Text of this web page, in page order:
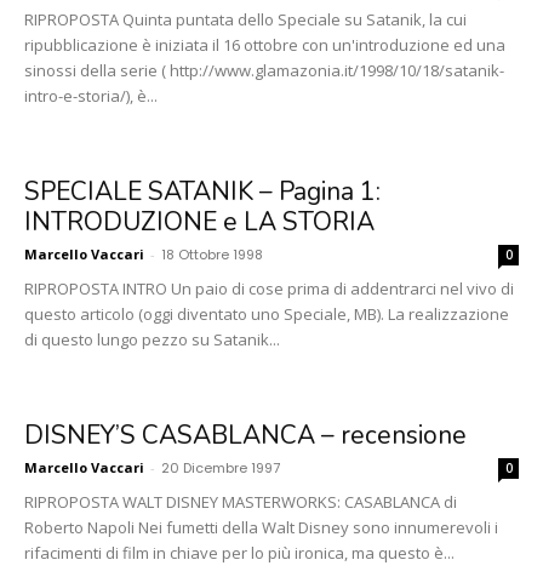
RIPROPOSTA Quinta puntata dello Speciale su Satanik, la cui
ripubblicazione è iniziata il 16 ottobre con un'introduzione ed una
sinossi della serie ( http://www.glamazonia.it/1998/10/18/satanik-
intro-e-storia/), è...
SPECIALE SATANIK – Pagina 1:
INTRODUZIONE e LA STORIA
Marcello Vaccari - 18 Ottobre 1998 0
RIPROPOSTA INTRO Un paio di cose prima di addentrarci nel vivo di
questo articolo (oggi diventato uno Speciale, MB). La realizzazione
di questo lungo pezzo su Satanik...
DISNEY’S CASABLANCA – recensione
Marcello Vaccari - 20 Dicembre 1997 0
RIPROPOSTA WALT DISNEY MASTERWORKS: CASABLANCA di
Roberto Napoli Nei fumetti della Walt Disney sono innumerevoli i
rifacimenti di film in chiave per lo più ironica, ma questo è...